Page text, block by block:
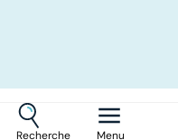
Recherche Menu